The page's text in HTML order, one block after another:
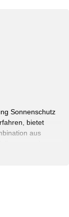
Sonnenschutz
bietet
aus
Ihren Garten,